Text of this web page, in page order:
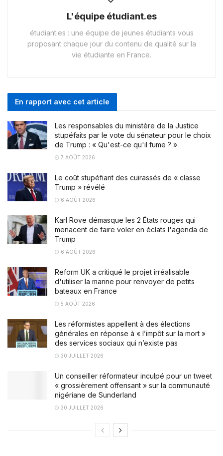
L'équipe étudiant.es
étudiant.es : une équipe de jeunes étudiants vous
proposant chaque jour du contenu de qualité sur la
vie étudiante en France.
En rapport avec cet article
Les responsables du ministère de la Justice
stupéfaits par le vote du sénateur pour le choix
de Trump : « Qu'est-ce qu'il fume ? »
7 AOÛT 2026
Le coût stupéfiant des cuirassés de « classe
Trump » révélé
6 AOÛT 2026
Karl Rove démasque les 2 États rouges qui
menacent de faire voler en éclats l'agenda de
Trump
6 AOÛT 2026
Reform UK a critiqué le projet irréalisable
d'utiliser la marine pour renvoyer de petits
bateaux en France
5 AOÛT 2026
Les réformistes appellent à des élections
générales en réponse à « l’impôt sur la mort »
des services sociaux qui n’existe pas
30 JUILLET 2026
Un conseiller réformateur inculpé pour un tweet
« grossièrement offensant » sur la communauté
nigériane de Sunderland
30 JUILLET 2026